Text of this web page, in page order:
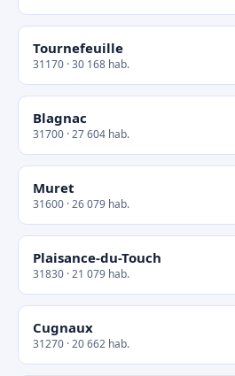
Tournefeuille
31170 · 30 168 hab.
Blagnac
31700 · 27 604 hab.
Muret
31600 · 26 079 hab.
Plaisance-du-Touch
31830 · 21 079 hab.
Cugnaux
31270 · 20 662 hab.